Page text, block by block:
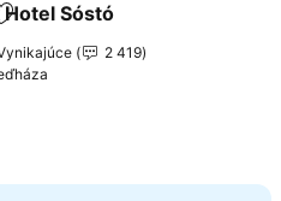
Pridať do obľúbených
Hotel Sóstó
hviezdičiek
2 419